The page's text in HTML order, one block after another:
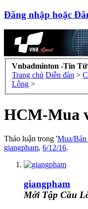
Đăng nhập hoặc
Vnbadminton -Tin
Trang chủ Diễn đàn >
Lông >
HCM-Mua
Thảo luận trong 'Mua/Bán
giangpham, 6/12/16.
giangpham
Mới Tập Cầu